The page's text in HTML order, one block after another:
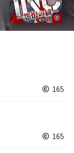
165
165